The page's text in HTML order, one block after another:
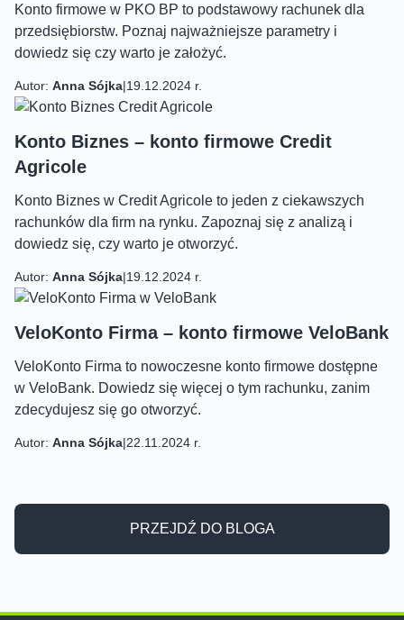
Konto firmowe w PKO BP to podstawowy rachunek dla
przedsiębiorstw. Poznaj najważniejsze parametry i
dowiedz się czy warto je założyć.
Autor: Anna Sójka|19.12.2024 r.
Konto Biznes – konto firmowe Credit
Agricole
Konto Biznes w Credit Agricole to jeden z ciekawszych
rachunków dla firm na rynku. Zapoznaj się z analizą i
dowiedz się, czy warto je otworzyć.
Autor: Anna Sójka|19.12.2024 r.
VeloKonto Firma – konto firmowe VeloBank
VeloKonto Firma to nowoczesne konto firmowe dostępne
w VeloBank. Dowiedz się więcej o tym rachunku, zanim
zdecydujesz się go otworzyć.
Autor: Anna Sójka|22.11.2024 r.
PRZEJDŹ DO BLOGA